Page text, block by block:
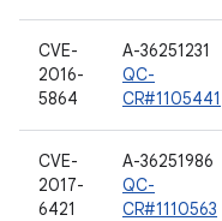
CVE-
2016-
5864
A-36251231
QC-
CR#1105441
CVE-
2017-
6421
A-36251986
QC-
CR#1110563